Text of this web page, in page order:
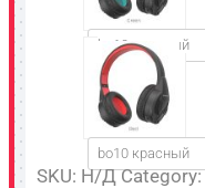
bo10 зеленый
bo10 красный
SKU: Н/ДCategory: